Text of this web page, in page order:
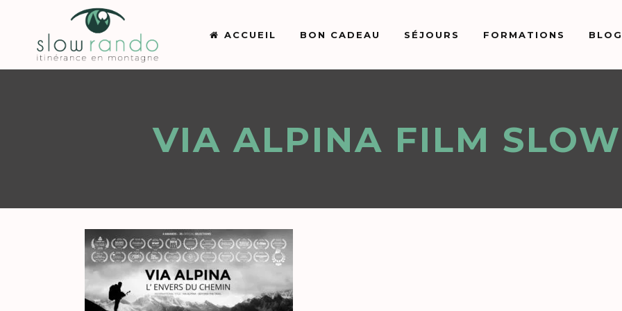
ACCUEIL BON CADEAU SÉJOURS FORMATIONS BLOG
VIA ALPINA FILM